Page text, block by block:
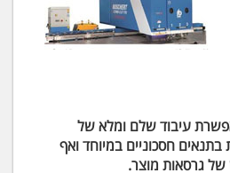
עיבוד שלם ומלא של
בתנאים חסכוניים במיוחד ואף
של גרסאות מוצר.